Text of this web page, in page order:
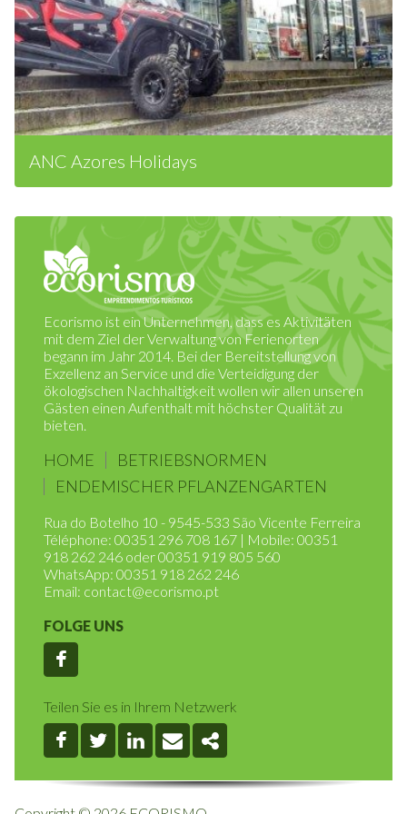
ANC Azores Holidays
Ecorismo ist ein Unternehmen, dass es Aktivitäten
mit dem Ziel der Verwaltung von Ferienorten
begann im Jahr 2014. Bei der Bereitstellung von
Exzellenz an Service und die Verteidigung der
ökologischen Nachhaltigkeit wollen wir allen unseren
Gästen einen Aufenthalt mit höchster Qualität zu
bieten.
HOME
BETRIEBSNORMEN
Rua do Botelho 10 - 9545-533 São Vicente Ferreira
Téléphone: 00351 296 708 167 | Mobile: 00351
918 262 246 oder 00351 919 805 560
WhatsApp: 00351 918 262 246
Email:contact@ecorismo.pt
FOLGE UNS
Facebook
Teilen Sie es in Ihrem Netzwerk
Facebook
TwitterLinkedin
EmailShare